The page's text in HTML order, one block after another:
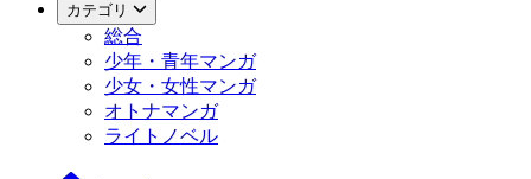
カテゴリ
総合
少年・青年マンガ
少女・女性マンガ
オトナマンガ
ライトノベル